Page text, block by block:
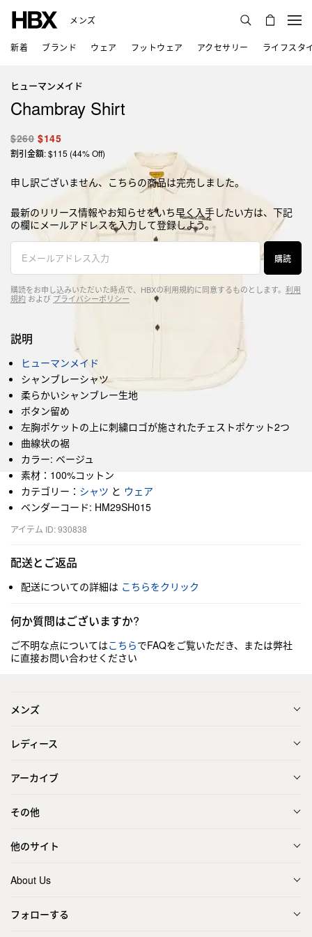
メンズ
新着 ブランド ウェア フットウェア アクセサリー ライフスタ
ヒューマンメイド
Chambray Shirt
$260 $145
割引金額: $115 (44% Off)
申し訳ございません、こちらの商品は完売しました。
最新のリリース情報やお知らせをいち早く入手したい方は、下記
の欄にメールアドレスを入力して登録しよう。
購読
購読をお申し込みいただいた時点で、HBXの利用規約に同意するものとします。 利用
規約 および プライバシーポリシー
説明
ヒューマンメイド
シャンブレーシャツ
柔らかいシャンブレー生地
ボタン留め
左胸ポケットの上に刺繍ロゴが施されたチェストポケット2つ
曲線状の裾
カラー: ベージュ
素材：100%コットン
カテゴリー： シャツ と ウェア
ベンダーコード: HM29SH015
アイテム ID: 930838
配送とご返品
配送についての詳細は こちらをクリック
何か質問はございますか?
ご不明な点についてはこちらでFAQをご覧いただき、または弊社
に直接お問い合わせください
メンズ
レディース
アーカイブ
その他
他のサイト
About Us
フォローする